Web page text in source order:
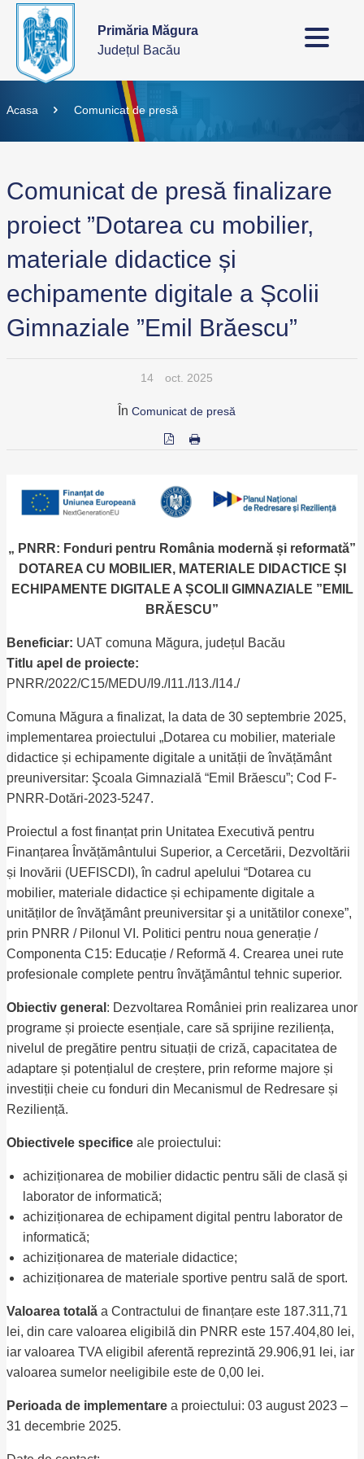
Primăria Măgura
Județul Bacău
Acasa Comunicat de presă
Comunicat de presă finalizare
proiect ”Dotarea cu mobilier,
materiale didactice și
echipamente digitale a Școlii
Gimnaziale ”Emil Brăescu”
14 oct. 2025
În Comunicat de presă
„ PNRR: Fonduri pentru România modernă și reformată”
DOTAREA CU MOBILIER, MATERIALE DIDACTICE ȘI
ECHIPAMENTE DIGITALE A ȘCOLII GIMNAZIALE ”EMIL
BRĂESCU”
Beneficiar: UAT comuna Măgura, județul Bacău
Titlu apel de proiecte:
PNRR/2022/C15/MEDU/I9./I11./I13./I14./
Comuna Măgura a finalizat, la data de 30 septembrie 2025,
implementarea proiectului „Dotarea cu mobilier, materiale
didactice și echipamente digitale a unității de învățământ
preuniversitar: Şcoala Gimnazială “Emil Brăescu”; Cod F-
PNRR-Dotări-2023-5247.
Proiectul a fost finanțat prin Unitatea Executivă pentru
Finanțarea Învățământului Superior, a Cercetării, Dezvoltării
și Inovării (UEFISCDI), în cadrul apelului “Dotarea cu
mobilier, materiale didactice și echipamente digitale a
unităților de învăţământ preuniversitar şi a unitătilor conexe”,
prin PNRR / Pilonul VI. Politici pentru noua generație /
Componenta C15: Educație / Reformă 4. Crearea unei rute
profesionale complete pentru învăţământul tehnic superior.
Obiectiv general : Dezvoltarea României prin realizarea unor
programe și proiecte esențiale, care să sprijine reziliența,
nivelul de pregătire pentru situații de criză, capacitatea de
adaptare și potențialul de creștere, prin reforme majore și
investiții cheie cu fonduri din Mecanismul de Redresare și
Reziliență.
Obiectivele specifice ale proiectului:
achiziționarea de mobilier didactic pentru săli de clasă și
laborator de informatică;
achiziționarea de echipament digital pentru laborator de
informatică;
achiziționarea de materiale didactice;
achiziționarea de materiale sportive pentru sală de sport.
Valoarea totală a Contractului de finanțare este 187.311,71
lei, din care valoarea eligibilă din PNRR este 157.404,80 lei,
iar valoarea TVA eligibil aferentă reprezintă 29.906,91 lei, iar
valoarea sumelor neeligibile este de 0,00 lei.
Perioada de implementare a proiectului: 03 august 2023 –
31 decembrie 2025.